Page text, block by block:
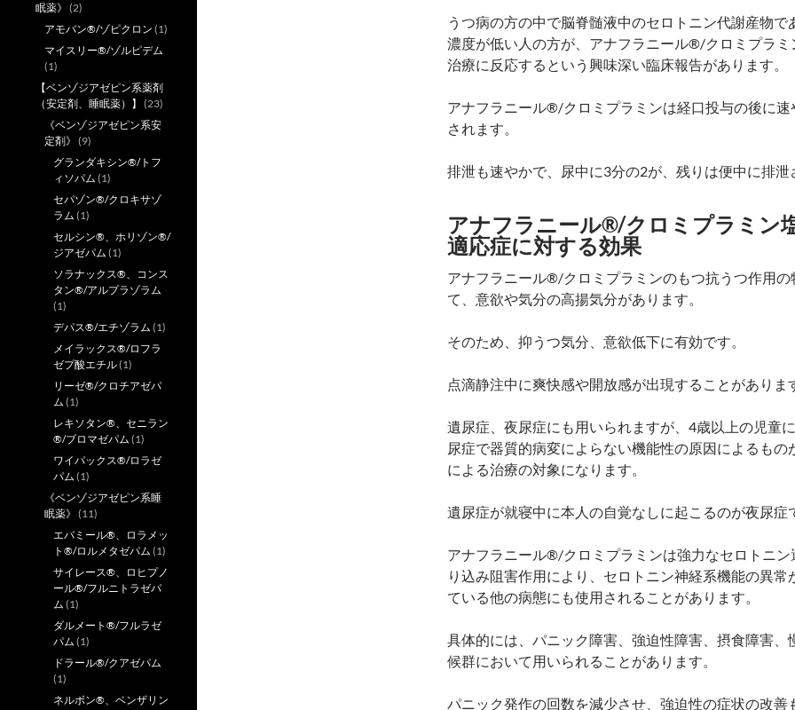
うつ病の方の中で脳脊髄液中のセロトニン代謝産物で
濃度が低い人の方が、アナフラニール®/クロミプラミ
治療に反応するという興味深い臨床報告があります。
アナフラニール®/クロミプラミンは経口投与の後に速
されます。
排泄も速やかで、尿中に3分の2が、残りは便中に排泄
アナフラニール®/クロミプラミン
適応症に対する効果
アナフラニール®/クロミプラミンのもつ抗うつ作用の
て、意欲や気分の高揚気分があります。
そのため、抑うつ気分、意欲低下に有効です。
点滴静注中に爽快感や開放感が出現することがありま
遺尿症、夜尿症にも用いられますが、4歳以上の児童
尿症で器質的病変によらない機能性の原因によるもの
による治療の対象になります。
遺尿症が就寝中に本人の自覚なしに起こるのが夜尿症
アナフラニール®/クロミプラミンは強力なセロトニン
り込み阻害作用により、セロトニン神経系機能の異常
ている他の病態にも使用されることがあります。
具体的には、パニック障害、強迫性障害、摂食障害、
候群において用いられることがあります。
パニック発作の回数を減少させ、強迫性の症状の改善
眠薬》 (2)
アモバン®/ゾピクロン (1)
マイスリー®/ゾルピデム
(1)
【ベンゾジアゼピン系薬剤
（安定剤、睡眠薬）】
(23)
《ベンゾジアゼピン系安
定剤》 (9)
グランダキシン®/トフ
ィソパム (1)
セパゾン®/クロキサゾ
ラム (1)
セルシン®、ホリゾン®/
ジアゼパム (1)
ソラナックス®、コンス
タン®/アルプラゾラム
(1)
デパス®/エチゾラム (1)
メイラックス®/ロフラ
ゼプ酸エチル(1)
リーゼ®/クロチアゼパ
ム (1)
レキソタン®、セニラン
®/ブロマゼパム (1)
ワイパックス®/ロラゼ
パム (1)
《ベンゾジアゼピン系睡
眠薬》 (11)
エバミール®、ロラメッ
ト®/ロルメタゼパム (1)
サイレース®、ロヒプノ
ール®/フルニトラゼパ
ム (1)
ダルメート®/フルラゼ
パム (1)
ドラール®/クアゼパム
(1)
ネルボン®、ベンザリン